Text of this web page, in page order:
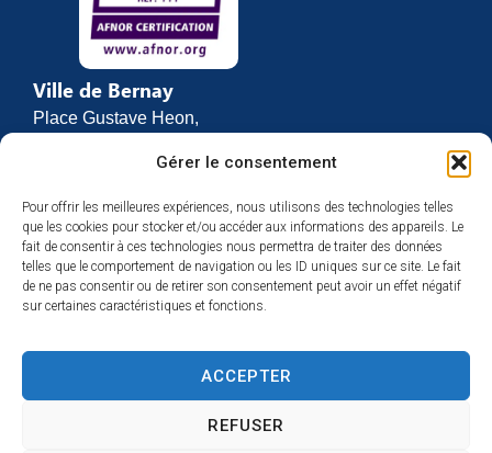
Gérer le consentement
Pour offrir les meilleures expériences, nous utilisons des technologies telles
que les cookies pour stocker et/ou accéder aux informations des appareils. Le
fait de consentir à ces technologies nous permettra de traiter des données
telles que le comportement de navigation ou les ID uniques sur ce site. Le fait
de ne pas consentir ou de retirer son consentement peut avoir un effet négatif
sur certaines caractéristiques et fonctions.
ACCEPTER
REFUSER
Ville de Bernay
Place Gustave Heon,
27307 BERNAY
02 32 46 63 00
Contact
Horaires d’ouverture
Du lundi au vendredi :
et de 13h30 à 17h